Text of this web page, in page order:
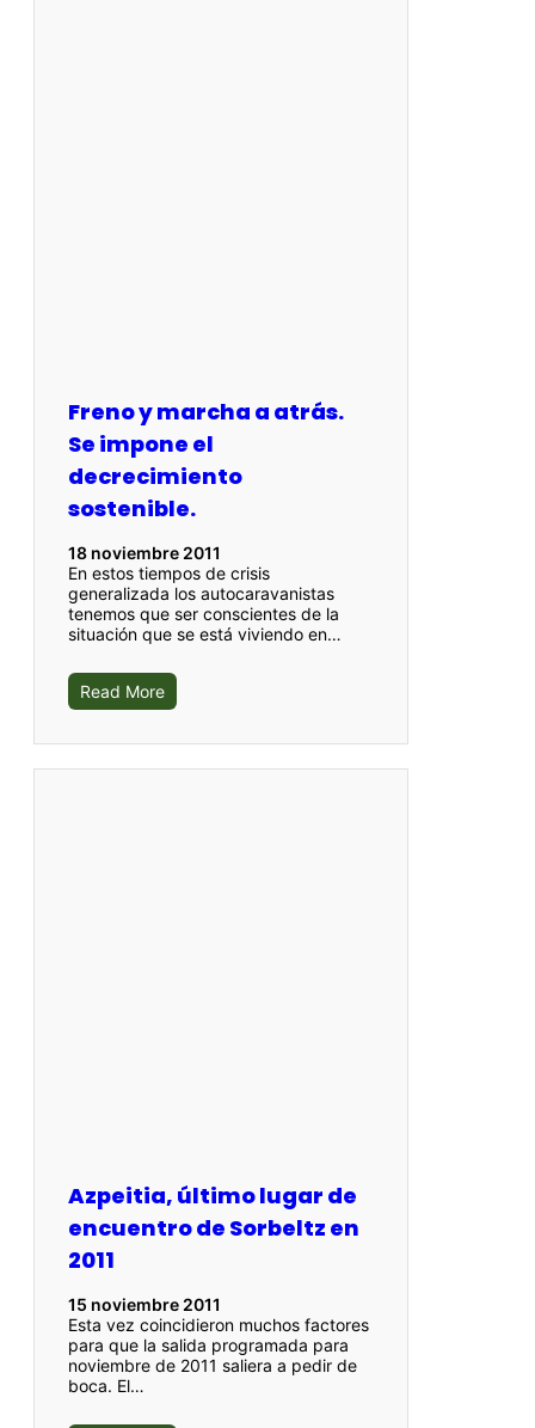
Freno y marcha a atrás.
Se impone el
decrecimiento
sostenible.
18 noviembre 2011
En estos tiempos de crisis
generalizada los autocaravanistas
tenemos que ser conscientes de la
situación que se está viviendo en…
Read More
Azpeitia, último lugar de
encuentro de Sorbeltz en
2011
15 noviembre 2011
Esta vez coincidieron muchos factores
para que la salida programada para
noviembre de 2011 saliera a pedir de
boca. El…